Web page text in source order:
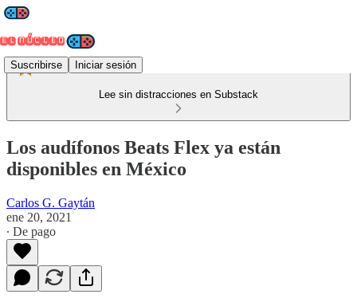
Suscribirse Iniciar sesión
Lee sin distracciones en Substack
Los audífonos Beats Flex ya están
disponibles en México
Carlos G. Gaytán
ene 20, 2021
∙ De pago